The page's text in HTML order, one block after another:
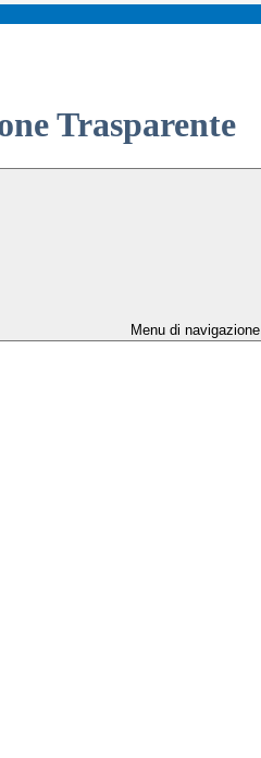
Trasparente
Menu di navigazione